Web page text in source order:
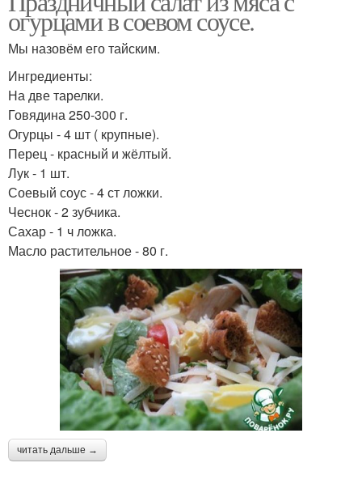
огурцами в соевом соусе.
Мы назовём его тайским.
Ингредиенты:
На две тарелки.
Говядина 250-300 г.
Огурцы - 4 шт ( крупные).
Перец - красный и жёлтый.
Лук - 1 шт.
Соевый соус - 4 ст ложки.
Чеснок - 2 зубчика.
Сахар - 1 ч ложка.
Масло растительное - 80 г.
читать дальше →